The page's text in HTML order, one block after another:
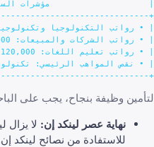
+
لتأمين وظيفة بنجاح، يجب على
نهاية عصر لينكد إن:
للاستفادة من نصائح لينكد إن